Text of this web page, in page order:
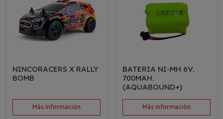
NINCORACERS X RALLY
BOMB
Más información
BATERIA NI-MH 6V.
700MAH.
(AQUABOUND+)
Más información